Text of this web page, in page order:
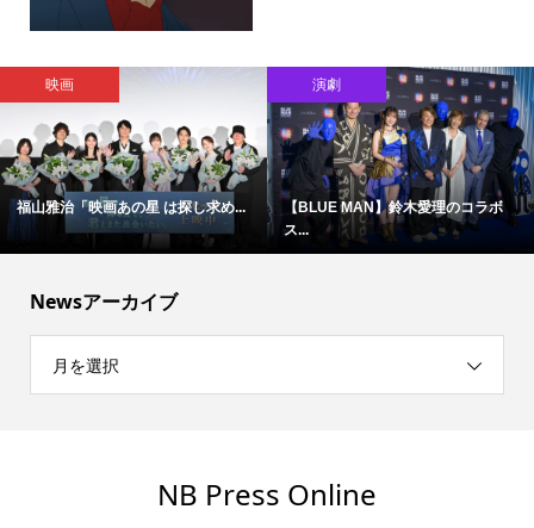
映画
福山雅治「映画あの星 は探し求め...
演劇
【BLUE MAN】鈴木愛理のコラボ
ス...
Newsアーカイブ
月を選択
NB Press Online